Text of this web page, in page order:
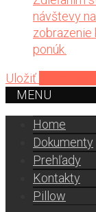
návštevy
zobrazenie
ponúk.
Uložiť
MENU
Home
Dokumenty
Prehľady
Kontakty
Pillow